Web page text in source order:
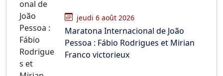
jeudi 6 août 2026
Maratona Internacional de João
Pessoa : Fábio Rodrigues et Mirian
Franco victorieux